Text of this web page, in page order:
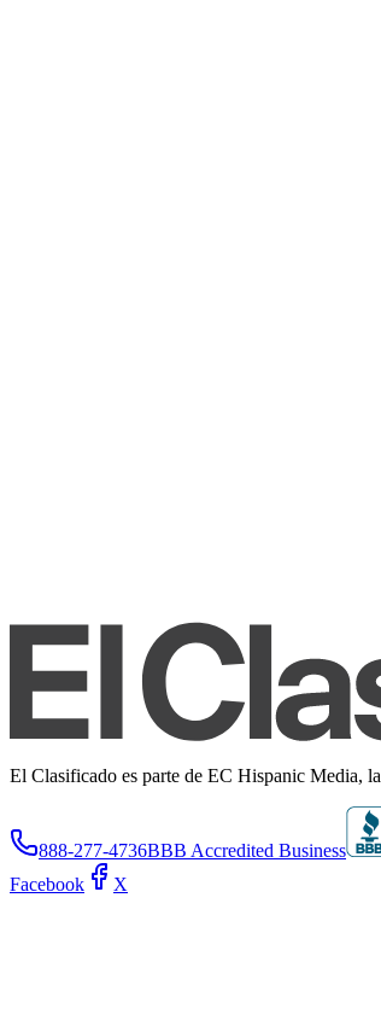
El Clasificado es parte de EC Hispanic Media,
888-277-4736BBB Accredited Business
Facebook
X